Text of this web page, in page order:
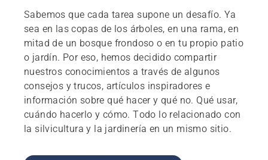
Sabemos que cada tarea supone un desafío. Ya
sea en las copas de los árboles, en una rama, en
mitad de un bosque frondoso o en tu propio patio
o jardín. Por eso, hemos decidido compartir
nuestros conocimientos a través de algunos
consejos y trucos, artículos inspiradores e
información sobre qué hacer y qué no. Qué usar,
cuándo hacerlo y cómo. Todo lo relacionado con
la silvicultura y la jardinería en un mismo sitio.